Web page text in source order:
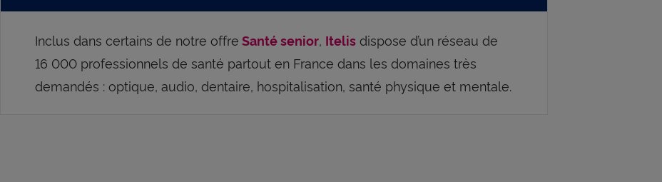
Inclus dans certains de notre offre Santé senior, Itelis dispose d’un réseau de
16 000 professionnels de santé partout en France dans les domaines très
demandés : optique, audio, dentaire, hospitalisation, santé physique et mentale.